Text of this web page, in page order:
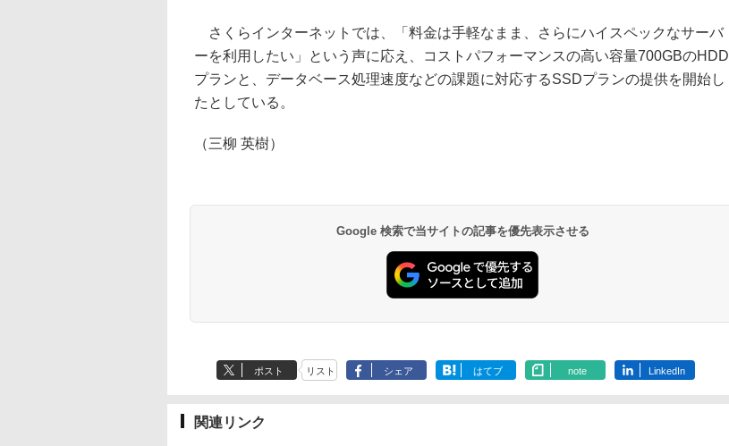
さくらインターネットでは、「料金は手軽なまま、さらにハイスペックなサーバ
ーを利用したい」という声に応え、コストパフォーマンスの高い容量700GBのHDD
プランと、データベース処理速度などの課題に対応するSSDプランの提供を開始し
たとしている。
（三柳 英樹）
Google 検索で当サイトの記事を優先表示させる
ポスト リスト シェア はてブ note LinkedIn
関連リンク